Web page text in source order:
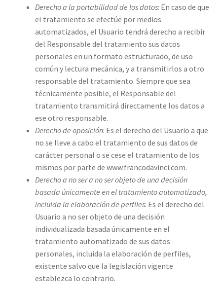
Derecho a la portabilidad de los datos: En caso de que
el tratamiento se efectúe por medios
automatizados, el Usuario tendrá derecho a recibir
del Responsable del tratamiento sus datos
personales en un formato estructurado, de uso
común y lectura mecánica, y a transmitirlos a otro
responsable del tratamiento. Siempre que sea
técnicamente posible, el Responsable del
tratamiento transmitirá directamente los datos a
ese otro responsable.
Derecho de oposición: Es el derecho del Usuario a que
no se lleve a cabo el tratamiento de sus datos de
carácter personal o se cese el tratamiento de los
mismos por parte de www.francodavinci.com.
Derecho a no sera no ser objeto de una decisión
basada únicamente en el tratamientoautomatizado,
incluida la elaboración de perfiles: Es el derecho del
Usuario a no ser objeto de una decisión
individualizada basada únicamente en el
tratamiento automatizado de sus datos
personales, incluida la elaboración de perfiles,
existente salvo que la legislación vigente
establezca lo contrario.